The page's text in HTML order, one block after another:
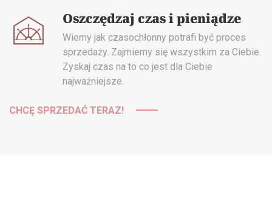
Oszczędzaj czas i pieniądze
Wiemy jak czasochłonny potrafi być proces
sprzedaży. Zajmiemy się wszystkim za Ciebie.
Zyskaj czas na to co jest dla Ciebie
najważniejsze.
CHCĘ SPRZEDAĆ TERAZ!